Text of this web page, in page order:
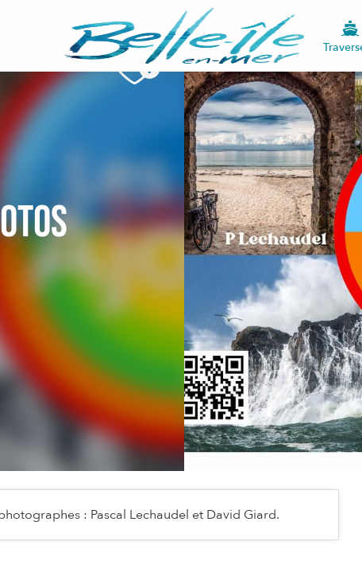
: Pascal Lechaudel et David Giard.